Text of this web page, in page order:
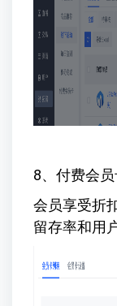
8、付费会
会员享受折
留存率和用